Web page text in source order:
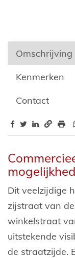
Omschrijving
Kenmerken
Contact
Dit veelzijdige
zijstraat van
winkelstraat
uitstekende
de straatzijde.